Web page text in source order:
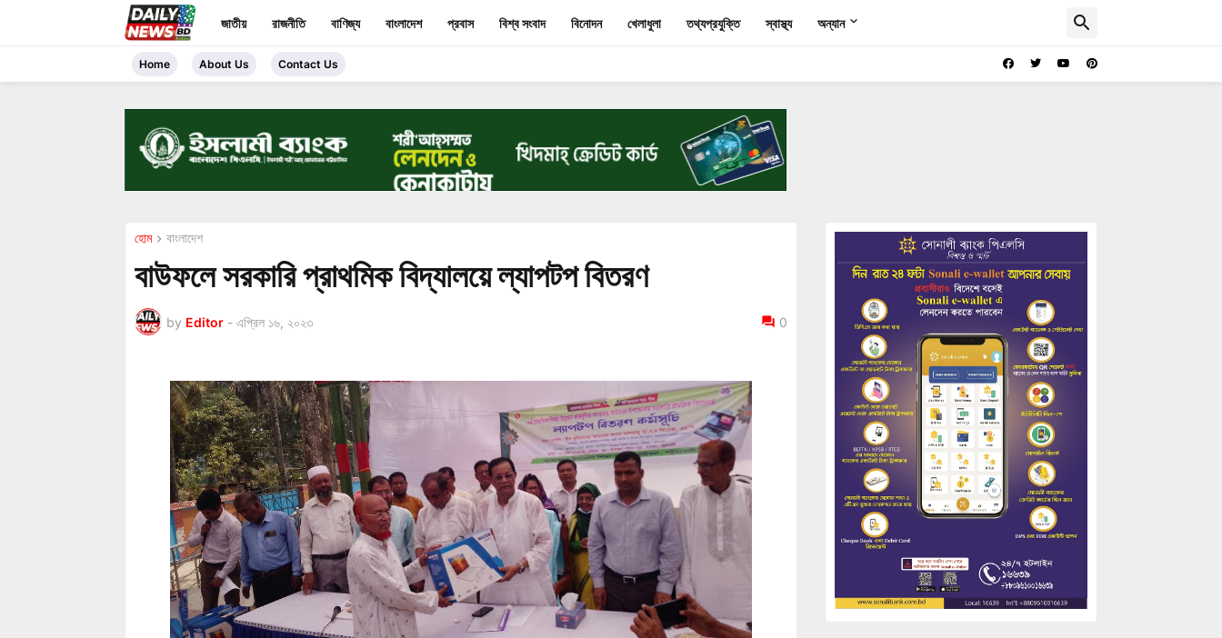
জাতীয় রাজনীতি বাণিজ্য বাংলাদেশ প্রবাস বিশ্ব সংবাদ বিনোদন খেলাধুলা তথ্যপ্রযুক্তি স্বাস্থ্য অন্যান
Home About Us Contact Us
হোম বাংলাদেশ
বাউফলে সরকারি প্রাথমিক বিদ্যালয়ে ল্যাপটপ বিতরণ
by Editor - এপ্রিল ১৬, ২০২৩ 0